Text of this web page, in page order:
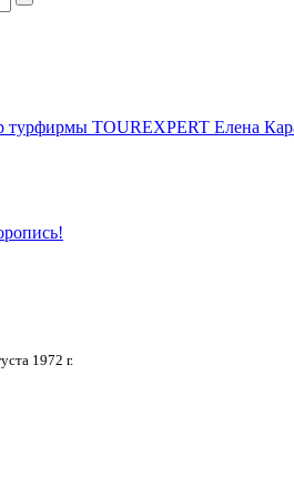
турфирмы TOUREXPERT Елена
1972 г.